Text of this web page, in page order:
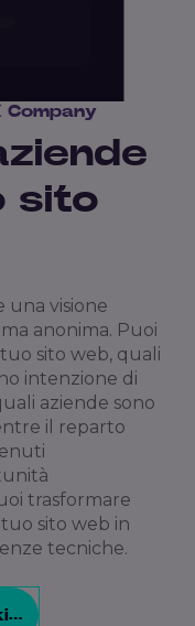
Company
sito
una visione
anonima. Puoi
sito web, quali
intenzione di
aziende sono
il reparto
trasformare
sito web in
tecniche.